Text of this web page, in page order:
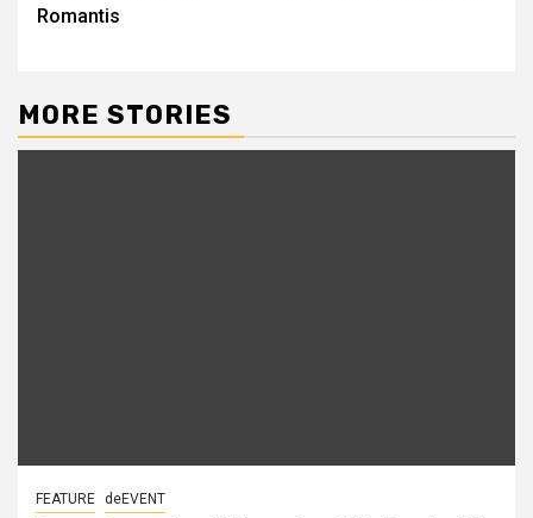
Romantis
MORE STORIES
FEATURE deEVENT